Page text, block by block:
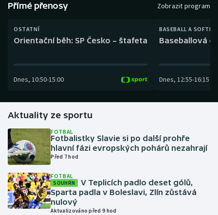
Curling
Dostihy
Futsal
Golf
Gymnastika
Házená
Jezdectví
Judo
Přímé přenosy Zobrazit program
OSTATNÍ
Orientační běh: SP Česko – štafeta
Dnes, 10:50-15:00
BASEBALL A
Baseballová
Dnes, 12:55-16:15
Aktuality ze sportu
FOTBAL
Fotbalistky Slavie si po další prohře
hlavní fázi evropských pohárů nezahrají
Před 7 hod
FOTBAL
SOUHRN
V Teplicích padlo deset gólů,
Sparta padla v Boleslavi, Zlín zůstává
nulový
Aktualizováno před 9 hod